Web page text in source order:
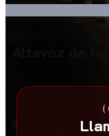
Altavoz de
(